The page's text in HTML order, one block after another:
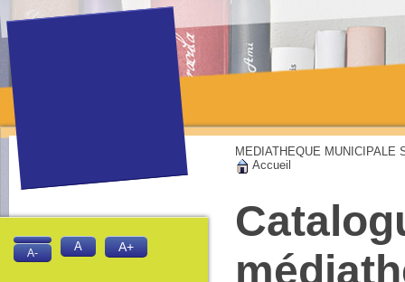
MEDIATHEQUE MUNICIPALE
Accueil
A- A A+